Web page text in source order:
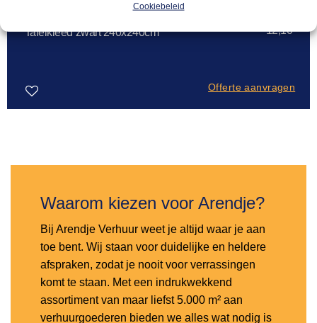
Cookiebeleid
Tafelkleed zwart 240x240cm 12,10
Offerte aanvragen
Waarom kiezen voor Arendje?
Bij Arendje Verhuur weet je altijd waar je aan
toe bent. Wij staan voor duidelijke en heldere
afspraken, zodat je nooit voor verrassingen
komt te staan. Met een indrukwekkend
assortiment van maar liefst 5.000 m² aan
verhuurgoederen bieden we alles wat nodig is